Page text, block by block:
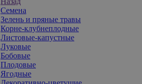
Семена
Зелень и пряные травы
Корне-клубнеплодные
Листовые-капустные
Луковые
Бобовые
Плодовые
Ягодные